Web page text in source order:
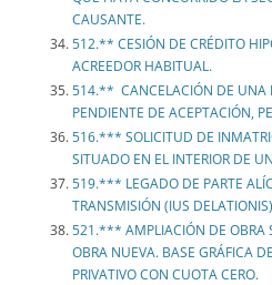
CAUSANTE.
512.** CESIÓN DE CRÉDITO
ACREEDOR HABITUAL.
514.** CANCELACIÓN DE UNA
PENDIENTE DE ACEPTACIÓN,
516.*** SOLICITUD DE
SITUADO EN EL INTERIOR DE
519.*** LEGADO DE PARTE
TRANSMISIÓN (IUS
521.*** AMPLIACIÓN DE OBRA
OBRA NUEVA. BASE GRÁFICA
PRIVATIVO CON CUOTA CERO.